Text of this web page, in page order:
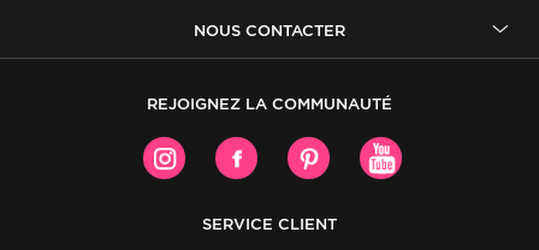
NOUS CONTACTER
REJOIGNEZ LA COMMUNAUTÉ
SERVICE CLIENT